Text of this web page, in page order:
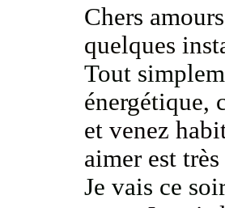
Chers
quelques
Tout
etvenez
aimer est
Je vais ce